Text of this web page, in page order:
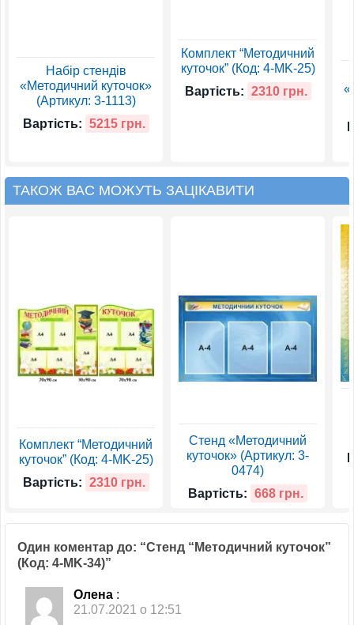
Набір стендів
«Методичний куточок»
(Артикул: 3-1113)
Вартість: 5215 грн.
Комплект “Методичний
куточок” (Код: 4-MK-25)
Вартість: 2310 грн.
ТАКОЖ ВАС МОЖУТЬ ЗАЦІКАВИТИ
Комплект “Методичний
куточок” (Код: 4-MK-25)
Вартість: 2310 грн.
Стенд «Методичний
куточок» (Артикул: 3-
0474)
Вартість: 668 грн.
Один коментар до: “Стенд “Методичний куточок”
(Код: 4-MK-34)”
Олена :
21.07.2021 о 12:51